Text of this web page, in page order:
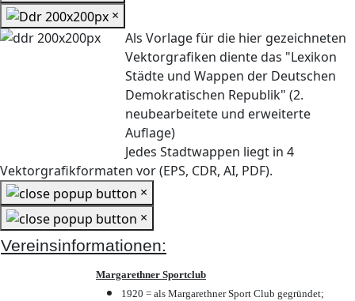
×
Als Vorlage für die hier gezeichneten
Vektorgrafiken diente das "Lexikon
Städte und Wappen der Deutschen
Demokratischen Republik" (2.
neubearbeitete und erweiterte
Auflage)
Jedes Stadtwappen liegt in 4
Vektorgrafikformaten vor (EPS, CDR, AI, PDF).
×
×
Vereinsinformationen:
Margarethner Sportclub
1920 = als Margarethner Sport Club gegründet;